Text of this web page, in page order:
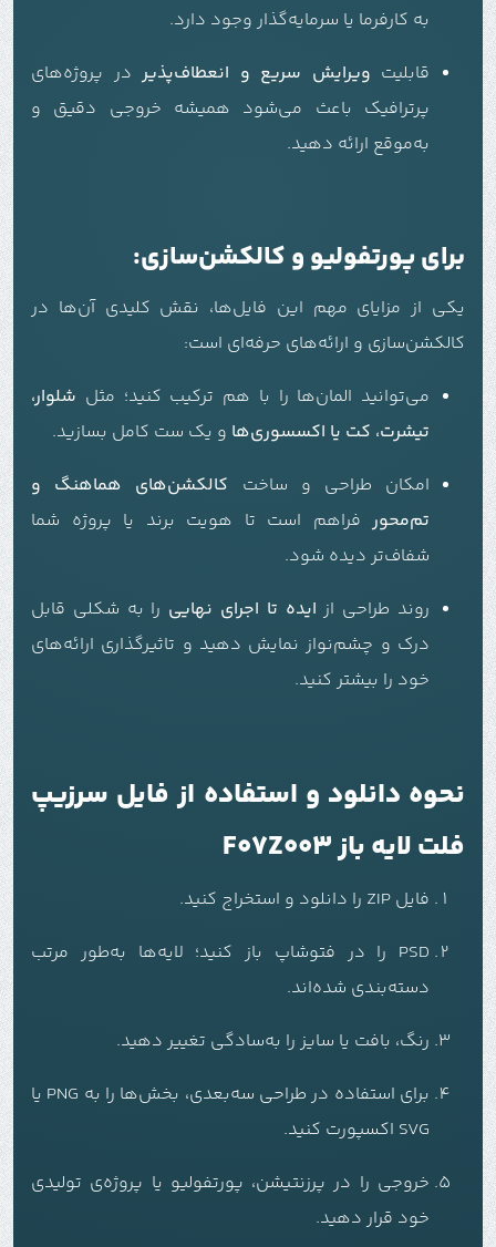
به کارفرما یا سرمایه‌گذار وجود دارد.
قابلیت ویرایش سریع و انعطاف‌پذیر در پروژه‌های
پرترافیک باعث می‌شود همیشه خروجی دقیق و
به‌موقع ارائه دهید.
برای پورتفولیو و کالکشن‌سازی:
یکی از مزایای مهم این فایل‌ها، نقش کلیدی آن‌ها در
کالکشن‌سازی و ارائه‌های حرفه‌ای است:
می‌توانید المان‌ها را با هم ترکیب کنید؛ مثل شلوار،
تیشرت، کت یا اکسسوری‌ها و یک ست کامل بسازید.
امکان طراحی و ساخت کالکشن‌های هماهنگ و
تم‌محور فراهم است تا هویت برند یا پروژه شما
شفاف‌تر دیده شود.
روند طراحی از ایده تا اجرای نهایی را به شکلی قابل
درک و چشم‌نواز نمایش دهید و تاثیرگذاری ارائه‌های
خود را بیشتر کنید.
نحوه دانلود و استفاده از فایل سرزیپ
فلت لایه باز F07Z003
فایل ZIP را دانلود و استخراج کنید.
PSD را در فتوشاپ باز کنید؛ لایه‌ها به‌طور مرتب
دسته‌بندی شده‌اند.
رنگ، بافت یا سایز را به‌سادگی تغییر دهید.
برای استفاده در طراحی سه‌بعدی، بخش‌ها را به PNG یا
SVG اکسپورت کنید.
خروجی را در پرزنتیشن، پورتفولیو یا پروژه‌ی تولیدی
خود قرار دهید.